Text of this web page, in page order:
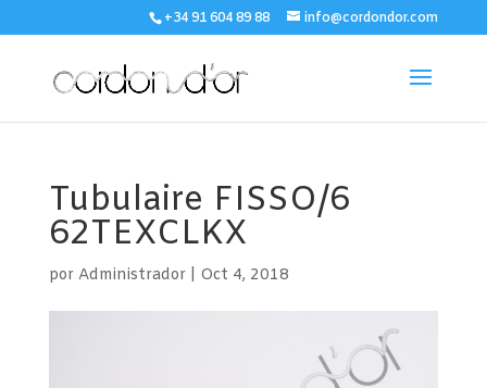
+34 91 604 89 88 info@cordondor.com
Tubulaire FISSO/6
62TEXCLKX
por Administrador| Oct 4, 2018